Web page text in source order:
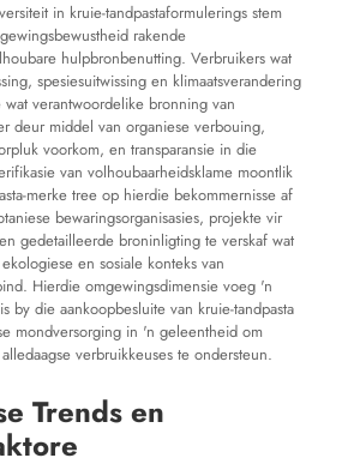
in kruie-tandpastaformulerings stem
rakende
hulpbronbenutting. Verbruikers wat
spesiesuitwissing en klimaatsverandering
verantwoordelike bronning van
deur middel van organiese verbouing,
voorkom, en transparansie in die
van volhoubaarheidsklame moontlik
merke tree op hierdie bekommernisse af
bewaringsorganisasies, projekte vir
gedetailleerde broninligting te verskaf wat
en sosiale konteks van
Hierdie omgewingsdimensie voeg 'n
by die aankoopbesluite van kruie-tandpasta
mondversorging in 'n geleentheid om
verbruikkeuses te ondersteun.
Trends en